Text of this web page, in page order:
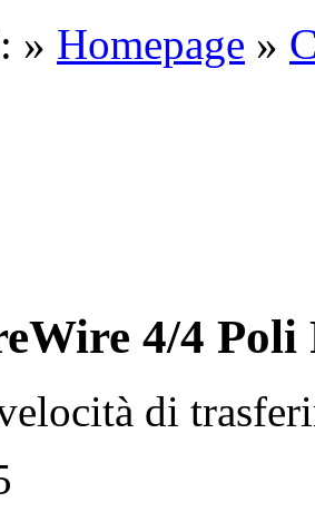
» Homepage »
4/4
di